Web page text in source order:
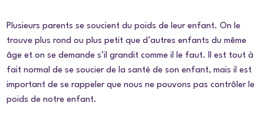
Plusieurs parents se soucient du poids de leur enfant. On le
trouve plus rond ou plus petit que d’autres enfants du même
âge et on se demande s’il grandit comme il le faut. Il est tout à
fait normal de se soucier de la santé de son enfant, mais il est
important de se rappeler que nous ne pouvons pas contrôler le
poids de notre enfant.